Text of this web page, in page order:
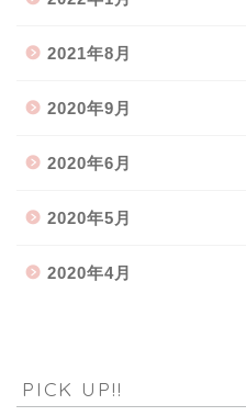
2021年8月
2020年9月
2020年6月
2020年5月
2020年4月
PICK UP!!